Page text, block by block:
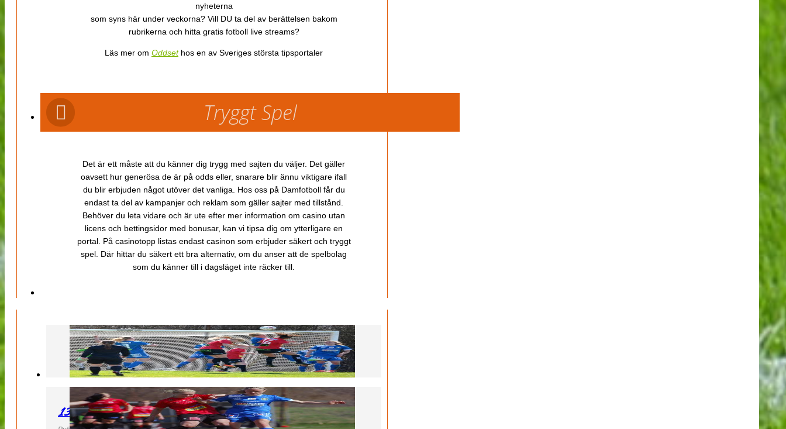
nyheterna
som syns här under veckorna? Vill DU ta del av berättelsen bakom
rubrikerna och hitta gratis fotboll live streams?
Läs mer om Oddsethos en av Sveriges största tipsportaler
Tryggt Spel
Det är ett måste att du känner dig trygg med sajten du väljer. Det gäller
oavsett hur generösa de är på odds eller, snarare blir ännu viktigare ifall
du blir erbjuden något utöver det vanliga. Hos oss på Damfotboll får du
endast ta del av kampanjer och reklam som gäller sajter med tillstånd.
Behöver du leta vidare och är ute efter mer information om casino utan
licens och bettingsidor med bonusar, kan vi tipsa dig om ytterligare en
portal. På casinotopp listas endast casinon som erbjuder säkert och tryggt
spel. Där hittar du säkert ett bra alternativ, om du anser att de spelbolag
som du känner till i dagsläget inte räcker till.
130427 LB 07 – QBIK